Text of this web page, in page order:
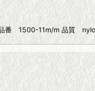
m 品番 1500-11m/m 品質